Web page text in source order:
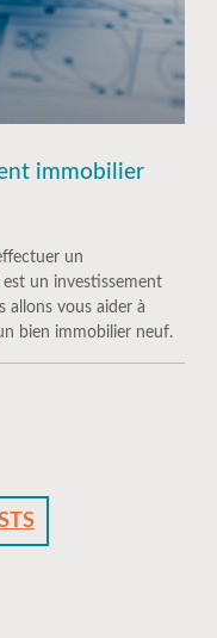
immobilier
un
un investissement
allons vous aider à
bien immobilier neuf.